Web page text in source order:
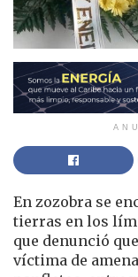
En zozobra se
tierras en los
que denunció
víctima de